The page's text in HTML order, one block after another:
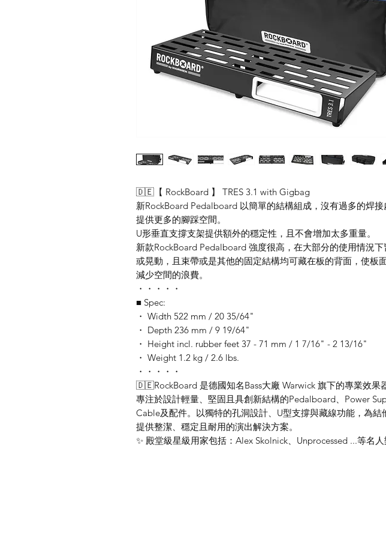
🇩🇪【 RockBoard 】 TRES 3.1 with Gigbag
新RockBoard Pedalboard 以簡單的結構組成，沒有過多的焊
提供更多的腳踩空間。
U形垂直支撐支架提供額外的穩定性，且不會增加太多重量。
新款RockBoard Pedalboard 強度很高，在大部分的使用情況
或晃動，且束帶或是其他的固定結構均可藏在板的背面，使板
減少空間的浪費。
・・・・・
■ Spec:
・ Width 522 mm / 20 35/64"
・ Depth 236 mm / 9 19/64"
・ Height incl. rubber feet 37 - 71 mm / 1 7/16" - 2 13/16"
・ Weight 1.2 kg / 2.6 lbs.
・・・・・
🇩🇪RockBoard 是德國知名Bass大廠 Warwick 旗下的專業效果
專注於設計輕量、堅固且具創新結構的Pedalboard、Power
Cable及配件。以獨特的孔洞設計、U型支撐與藏線功能，為結
提供整潔、穩定且耐用的演出解決方案。
✨ 殿堂級星級用家包括：Alex Skolnick、Unprocessed ...等名人